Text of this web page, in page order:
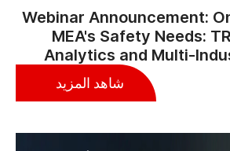
Webinar Announcement:
MEA's Safety Needs:
Analytics and Multi-
شاهد المزيد